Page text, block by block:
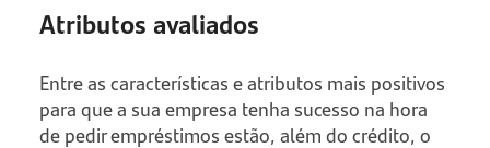
Atributos avaliados
Entre as características e atributos mais positivos
para que a sua empresa tenha sucesso na hora
de pedir empréstimos estão, além do crédito, o